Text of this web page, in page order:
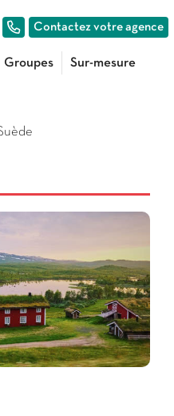
Contactez votre agence
Groupes Sur-mesure